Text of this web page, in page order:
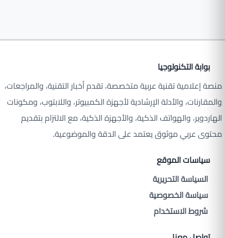
بوابة التكنولوجيا
منصة إعلامية تقنية عربية متخصصة، تقدم أخبار التقنية، والمراجعات،
والمقارنات، والأدلة الإرشادية لأجهزة الكمبيوتر، واللابتوب، ومكونات
الهاردوير، والهواتف الذكية، والأجهزة الذكية، مع الالتزام بتقديم
محتوى عربي موثوق يعتمد على الدقة والموضوعية.
سياسات الموقع
السياسة التحريرية
سياسة الخصوصية
شروط الاستخدام